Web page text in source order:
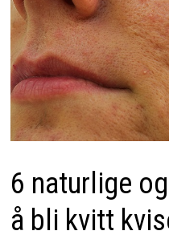
6 naturlige
å bli kvitt